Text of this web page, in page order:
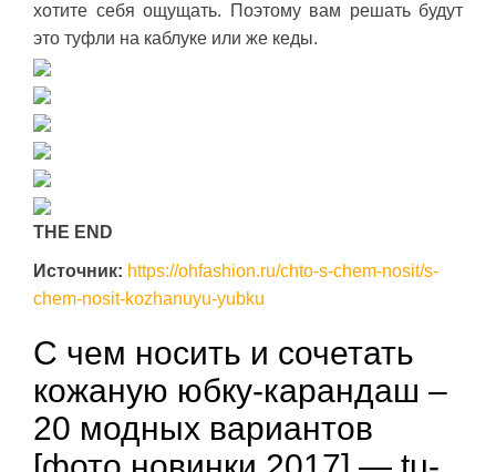
хотите себя ощущать. Поэтому вам решать будут
это туфли на каблуке или же кеды.
THE END
Источник: https://ohfashion.ru/chto-s-chem-nosit/s-
chem-nosit-kozhanuyu-yubku
С чем носить и сочетать
кожаную юбку-карандаш –
20 модных вариантов